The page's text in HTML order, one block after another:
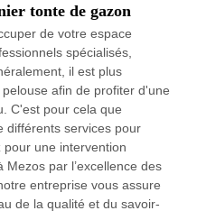
tonte de gazon
de votre espace
spécialisés,
il est plus
afin de profiter d'une
C'est pour cela que
différents services pour
une intervention
Mezos par l’excellence des
entreprise vous assure
de la qualité et du savoir-